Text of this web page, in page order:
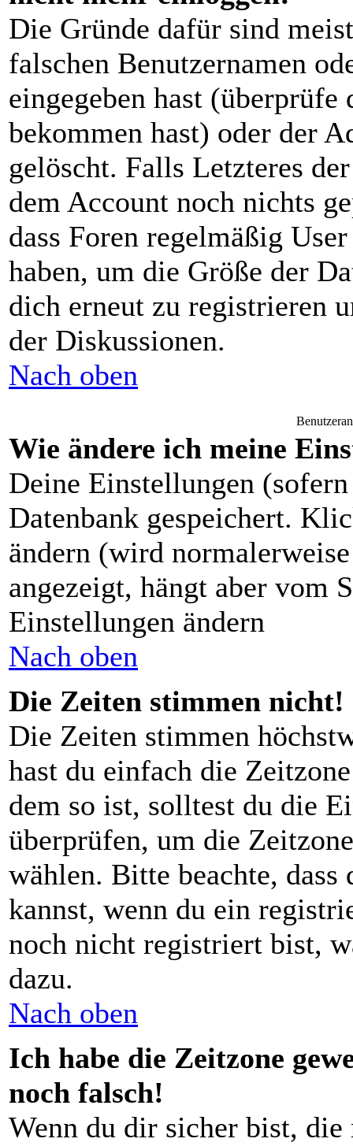
Die Gründe dafür sind
falschen Benutzernamen
eingegeben hast
bekommen hast) oder der
gelöscht. Falls Letzteres
dem Account noch nichts
dass Foren regelmäßig
haben, um die Größe der
dich erneut zu registrieren
der Diskussionen.
Nach oben
Wie ändere ich meine
Deine Einstellungen
Datenbank gespeichert.
ändern (wird
angezeigt, hängt aber vom
Einstellungen ändern
Nach oben
Die Zeiten stimmen nicht!
Die Zeiten stimmen
hast du einfach die
dem so ist, solltest du die
überprüfen, um die
wählen. Bitte beachte,
kannst, wenn du ein
noch nicht registriert bist,
dazu.
Nach oben
Ich habe die Zeitzone
noch falsch!
Wenn du dir sicher bist,